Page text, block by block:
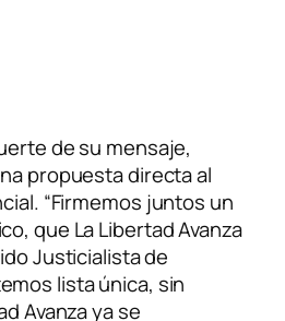
de su mensaje,
propuesta directa al
“Firmemos juntos un
que La Libertad Avanza
Justicialista de
lista única, sin
Avanza ya se